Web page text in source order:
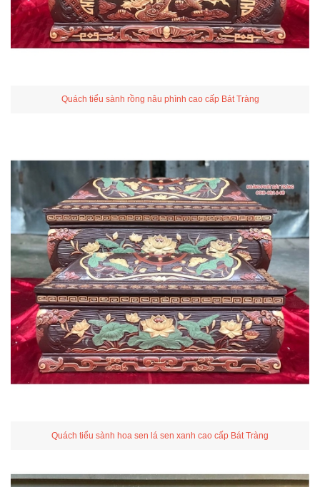
Quách tiểu sành rồng nâu phình cao cấp Bát Tràng
Quách tiểu sành hoa sen lá sen xanh cao cấp Bát Tràng